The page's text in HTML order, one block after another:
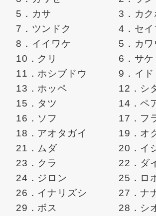
5．カサ
7．ツンドク
8．イイワケ
10．クリ
11．ホシブドウ
13．ホッペ
15．タツ
16．ソフ
18．アオタガイ
21．ムダ
23．クラ
24．ジロン
26．イナリズシ
29．ボス
3．カク
4．セ
5．カワ
6．サケ
9．イド
12．シ
14．ペ
17．フ
19．オ
20．イ
22．ダ
25．ロ
27．ナ
28．シ